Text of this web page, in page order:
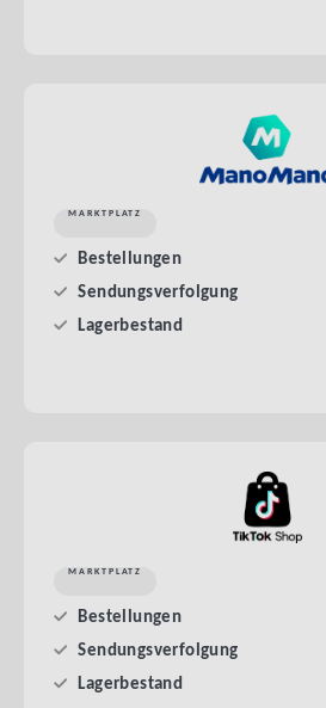
MARKTPLATZ
Bestellungen
Sendungsverfolgung
Lagerbestand
MARKTPLATZ
Bestellungen
Sendungsverfolgung
Lagerbestand